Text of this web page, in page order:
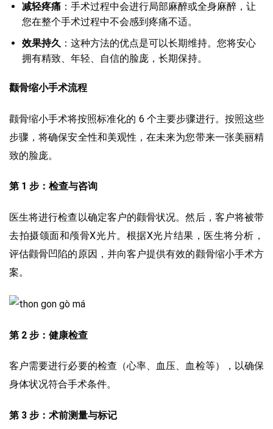
减轻疼痛：手术过程中会进行局部麻醉或全身麻醉，让
您在整个手术过程中不会感到疼痛不适。
效果持久：这种方法的优点是可以长期维持。您将安心
拥有精致、年轻、自信的脸庞，长期保持。
颧骨缩小手术流程
颧骨缩小手术将按照标准化的 6 个主要步骤进行。按照这些
步骤，将确保安全性和美观性，在未来为您带来一张美丽精
致的脸庞。
第 1 步：检查与咨询
医生将进行检查以确定客户的颧骨状况。然后，客户将被带
去拍摄颌面和颅骨X光片。根据X光片结果，医生将分析，
评估颧骨凹陷的原因，并向客户提供有效的颧骨缩小手术方
案。
第 2 步：健康检查
客户需要进行必要的检查（心率、血压、血检等），以确保
身体状况符合手术条件。
第 3 步：术前测量与标记